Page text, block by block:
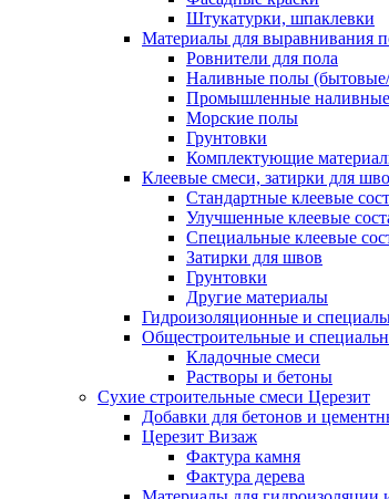
Штукатурки, шпаклевки
Материалы для выравнивания
Ровнители для пола
Наливные полы
Промышленные
Морские полы
Грунтовки
Комплектующие
Клеевые смеси, затирки для
Стандартные клеевые
Улучшенные клеевые
Специальные клеевые
Затирки для швов
Грунтовки
Другие материалы
Гидроизоляционные и
Общестроительные и
Кладочные смеси
Растворы и бетоны
Сухие строительные смеси Церезит
Добавки для бетонов и
Церезит Визаж
Фактура камня
Фактура дерева